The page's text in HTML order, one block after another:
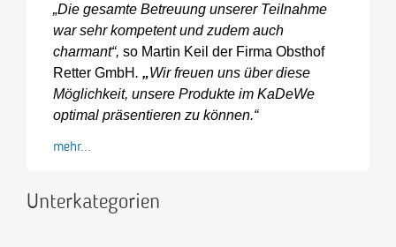
„Die gesamte Betreuung unserer Teilnahme
war sehr kompetent und zudem auch
charmant“, so Martin Keil der Firma Obsthof
Retter GmbH. „Wir freuen uns über diese
Möglichkeit, unsere Produkte im KaDeWe
optimal präsentieren zu können.“
mehr...
Unterkategorien